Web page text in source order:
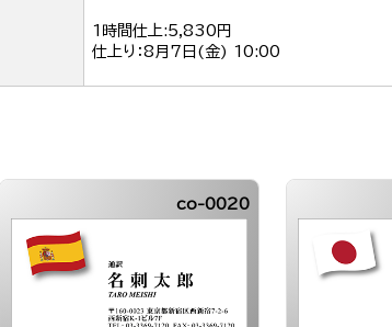
1時間仕上:5,830円
仕上り：8月7日(金) 10:00
co-0020